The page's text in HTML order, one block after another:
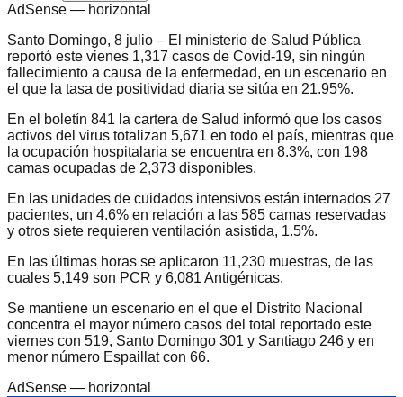
AdSense — horizontal
Santo Domingo, 8 julio – El ministerio de Salud Pública
reportó este vienes 1,317 casos de Covid-19, sin ningún
fallecimiento a causa de la enfermedad, en un escenario en
el que la tasa de positividad diaria se sitúa en 21.95%.
En el boletín 841 la cartera de Salud informó que los casos
activos del virus totalizan 5,671 en todo el país, mientras que
la ocupación hospitalaria se encuentra en 8.3%, con 198
camas ocupadas de 2,373 disponibles.
En las unidades de cuidados intensivos están internados 27
pacientes, un 4.6% en relación a las 585 camas reservadas
y otros siete requieren ventilación asistida, 1.5%.
En las últimas horas se aplicaron 11,230 muestras, de las
cuales 5,149 son PCR y 6,081 Antigénicas.
Se mantiene un escenario en el que el Distrito Nacional
concentra el mayor número casos del total reportado este
viernes con 519, Santo Domingo 301 y Santiago 246 y en
menor número Espaillat con 66.
AdSense — horizontal